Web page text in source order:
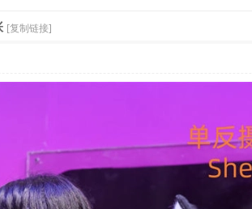
[复制链接]